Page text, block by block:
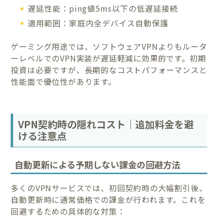
遅延性能：ping値5ms以下の低遅延接続
適用範囲：家庭内全デバイス自動保護
ゲーミング用途では、ソフトウェアVPNよりもルータ
ーレベルでのVPN実装が遅延軽減に効果的です。初期
投資は必要ですが、長期的なコストパフォーマンスと
性能面で優位性があります。
VPN契約時の隠れコスト｜追加料金を避
ける注意点
自動更新による予期しない課金の回避方法
多くのVPNサービスでは、初回契約時の大幅割引後、
自動更新時に通常価格での課金が行われます。これを
回避するための具体的な対策：